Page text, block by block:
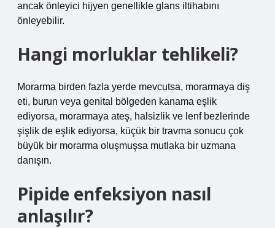
ancak önleyici hijyen genellikle glans iltihabını
önleyebilir.
Hangi morluklar tehlikeli?
Morarma birden fazla yerde mevcutsa, morarmaya diş
eti, burun veya genital bölgeden kanama eşlik
ediyorsa, morarmaya ateş, halsizlik ve lenf bezlerinde
şişlik de eşlik ediyorsa, küçük bir travma sonucu çok
büyük bir morarma oluşmuşsa mutlaka bir uzmana
danışın.
Pipide enfeksiyon nasıl
anlaşılır?